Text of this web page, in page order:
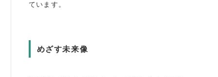
ています。
めざす未来像